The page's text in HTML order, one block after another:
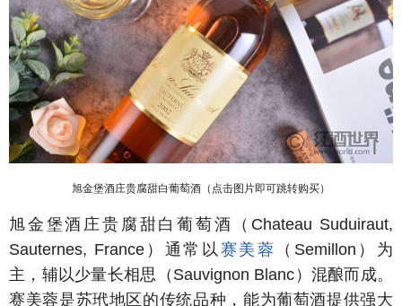
旭金堡酒庄贵腐甜白葡萄酒（点击图片即可跳转购买）
旭金堡酒庄贵腐甜白葡萄酒（Chateau Suduiraut,
Sauternes, France）通常以 赛美蓉
（Semillon）为
主，辅以少量长相思（Sauvignon Blanc）混酿而成。
赛美蓉是苏玳地区的传统品种，能为葡萄酒提供强大